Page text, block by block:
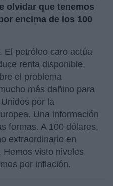
olvidar que tenemos
encima de los 100
El petróleo caro actúa
renta disponible,
el problema
más dañino para
por la
Una información
formas. A 100 dólares,
extraordinario en
Hemos visto niveles
por inflación.